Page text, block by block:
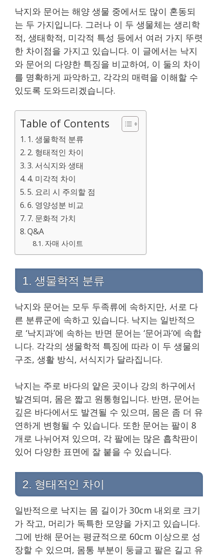
낙지와 문어는 해양 생물 중에서도 많이 혼동되
는 두 가지입니다. 그러나 이 두 생물체는 생리학
적, 생태학적, 미각적 특성 등에서 여러 가지 뚜렷
한 차이점을 가지고 있습니다. 이 글에서는 낙지
와 문어의 다양한 특징을 비교하여, 이 둘의 차이
를 명확하게 파악하고, 각각의 매력을 이해할 수
있도록 도와드리겠습니다.
Table of Contents
1. 생물학적 분류
2. 형태적인 차이
3. 서식지와 생태
4. 미각적 차이
5. 요리 시 주의할 점
6. 영양성분 비교
7. 문화적 가치
Q&A
자매 사이트
1. 생물학적 분류
낙지와 문어는 모두 두족류에 속하지만, 서로 다
른 분류군에 속하고 있습니다. 낙지는 일반적으
로 ‘낙지과’에 속하는 반면 문어는 ‘문어과’에 속합
니다. 각각의 생물학적 특징에 따라 이 두 생물의
구조, 생활 방식, 서식지가 달라집니다.
낙지는 주로 바다의 얕은 곳이나 강의 하구에서
발견되며, 몸은 짧고 원통형입니다. 반면, 문어는
깊은 바다에서도 발견될 수 있으며, 몸은 좀 더 유
연하게 변형될 수 있습니다. 또한 문어는 팔이 8
개로 나뉘어져 있으며, 각 팔에는 많은 흡착판이
있어 다양한 표면에 잘 붙을 수 있습니다.
2. 형태적인 차이
일반적으로 낙지는 몸 길이가 30cm 내외로 크기
가 작고, 머리가 독특한 모양을 가지고 있습니다.
그에 반해 문어는 평균적으로 60cm 이상으로 성
장할 수 있으며, 몸통 부분이 둥글고 팔은 길고 유